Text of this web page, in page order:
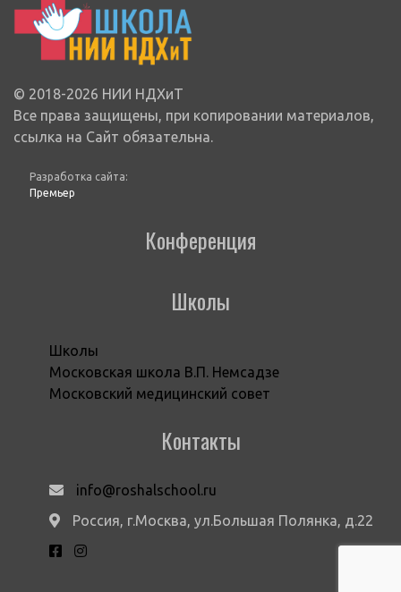
© 2018-2026 НИИ НДХиТ
Все права защищены, при копировании материалов,
ссылка на Сайт обязательна.
Разработка сайта:
Премьер
Конференция
Школы
Школы
Московская школа В.П. Немсадзе
Московский медицинский совет
Контакты
info@roshalschool.ru
Россия, г.Москва, ул.Большая Полянка, д.22